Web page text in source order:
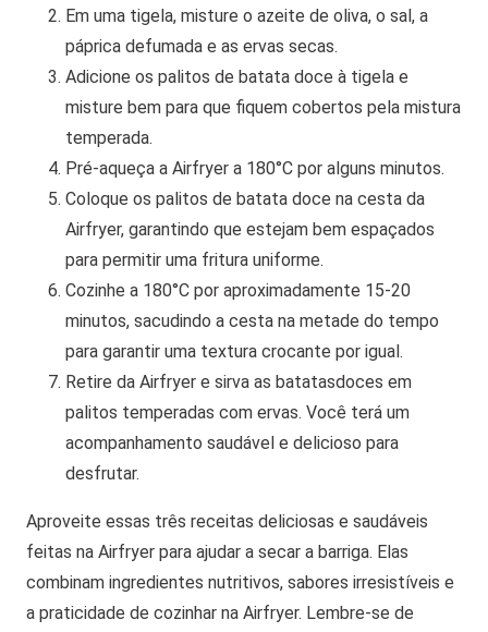
Em uma tigela, misture o azeite de oliva, o sal, a
páprica defumada e as ervas secas.
Adicione os palitos de batata doce à tigela e
misture bem para que fiquem cobertos pela mistura
temperada.
Pré-aqueça a Airfryer a 180°C por alguns minutos.
Coloque os palitos de batata doce na cesta da
Airfryer, garantindo que estejam bem espaçados
para permitir uma fritura uniforme.
Cozinhe a 180°C por aproximadamente 15-20
minutos, sacudindo a cesta na metade do tempo
para garantir uma textura crocante por igual.
Retire da Airfryer e sirva as batatasdoces em
palitos temperadas com ervas. Você terá um
acompanhamento saudável e delicioso para
desfrutar.
Aproveite essas três receitas deliciosas e saudáveis
feitas na Airfryer para ajudar a secar a barriga. Elas
combinam ingredientes nutritivos, sabores irresistíveis e
a praticidade de cozinhar na Airfryer. Lembre-se de